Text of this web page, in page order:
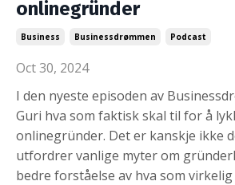
onlinegründer
Business Businessdrømmen Podcast
Oct 30, 2024
I den nyeste episoden av
Guri hva som faktisk skal til for å
onlinegründer. Det er kanskje ikke
utfordrer vanlige myter om
bedre forståelse av hva som